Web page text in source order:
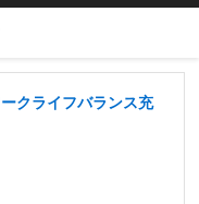
クライフバランス充